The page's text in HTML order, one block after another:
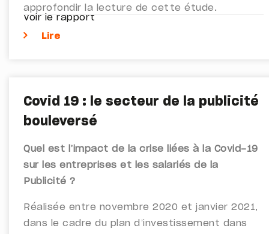
approfondir la lecture de cette étude.
Voir le rapport
Lire
Covid 19 : le secteur de la publicité
bouleversé
Quel est l’impact de la crise liées à la Covid-19
sur les entreprises et les salariés de la
Publicité ?
Réalisée entre novembre 2020 et janvier 2021,
dans le cadre du plan d’investissement dans